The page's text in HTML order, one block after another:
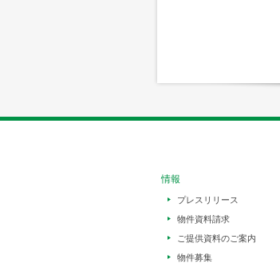
情報
プレスリリース
物件資料請求
ご提供資料のご案内
物件募集